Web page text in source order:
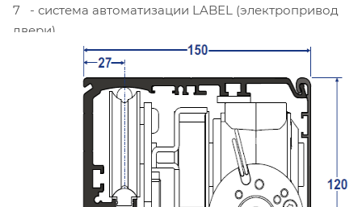
7 - система автоматизации LABEL (электропривод
двери)